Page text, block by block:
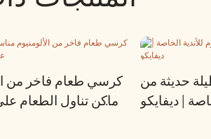
كرسي طعام فاخر من
لأماكن تناول الطعام
حديثة من
| ديفايكو